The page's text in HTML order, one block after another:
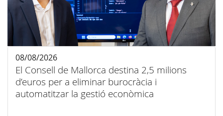
El Consell de Mallorca destina 2,5 milions
d’euros per a eliminar burocràcia i
automatitzar la gestió econòmica
08/08/2026